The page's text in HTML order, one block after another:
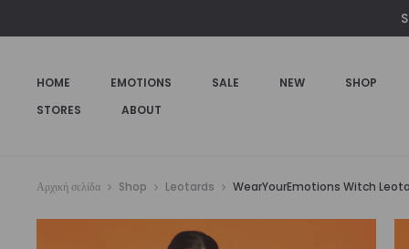
HOME EMOTIONS SALE NEW SHOP
STORES
ABOUT
Αρχική σελίδα Shop Leotards WearYourEmotions Witch